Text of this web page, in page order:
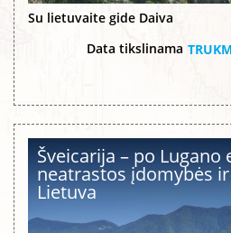
Su lietuvaite gide Daiva
Data tikslinama
Šveicarija – po Lugano
neatrastos įdomybės
Lietuva